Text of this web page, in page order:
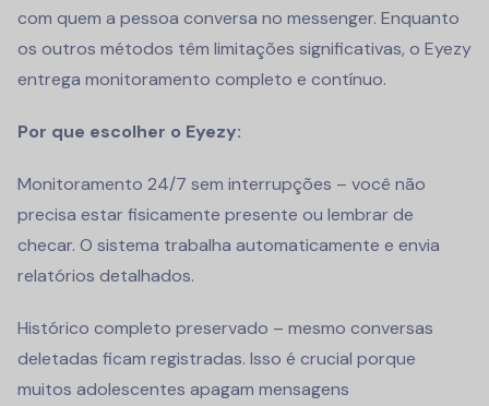
com quem a pessoa conversa no messenger. Enquanto
os outros métodos têm limitações significativas, o Eyezy
entrega monitoramento completo e contínuo.
Por que escolher o Eyezy:
Monitoramento 24/7 sem interrupções – você não
precisa estar fisicamente presente ou lembrar de
checar. O sistema trabalha automaticamente e envia
relatórios detalhados.
Histórico completo preservado – mesmo conversas
deletadas ficam registradas. Isso é crucial porque
muitos adolescentes apagam mensagens